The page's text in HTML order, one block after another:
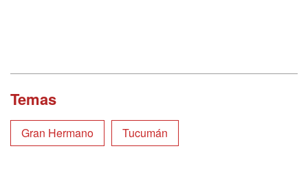
Temas
Gran Hermano Tucumán